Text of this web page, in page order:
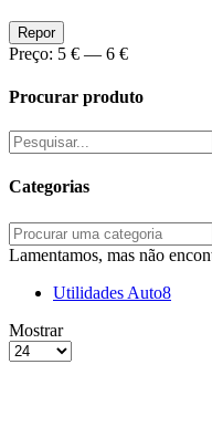
Preço
Min
Preço
Max
Repor
Preço: 5 € — 6 €
Procurar produto
Pesquisar
por:
Categorias
Lamentamos, mas não
Utilidades Auto8
grelha
de
Lista
Mostrar
Produtos